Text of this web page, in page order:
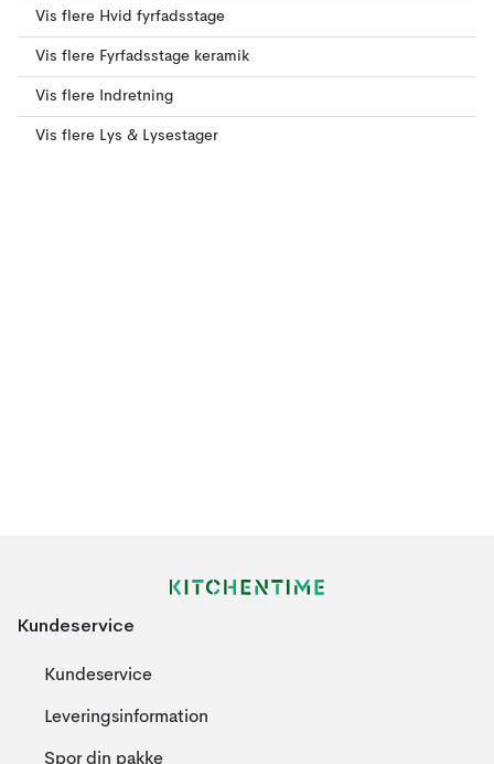
Vis flere Hvid fyrfadsstage
Vis flere Fyrfadsstage keramik
Vis flere Indretning
Vis flere Lys & Lysestager
Kundeservice
Kundeservice
Leveringsinformation
Spor din pakke